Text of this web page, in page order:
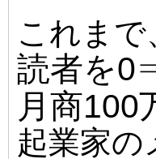
これま
読者を
月商100
起業家の